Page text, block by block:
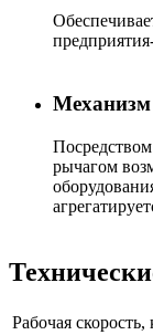
рычагом
Рабочая скорость,